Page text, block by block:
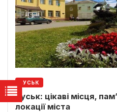
БУСЬК
Буськ: цікаві місця,
локації міста